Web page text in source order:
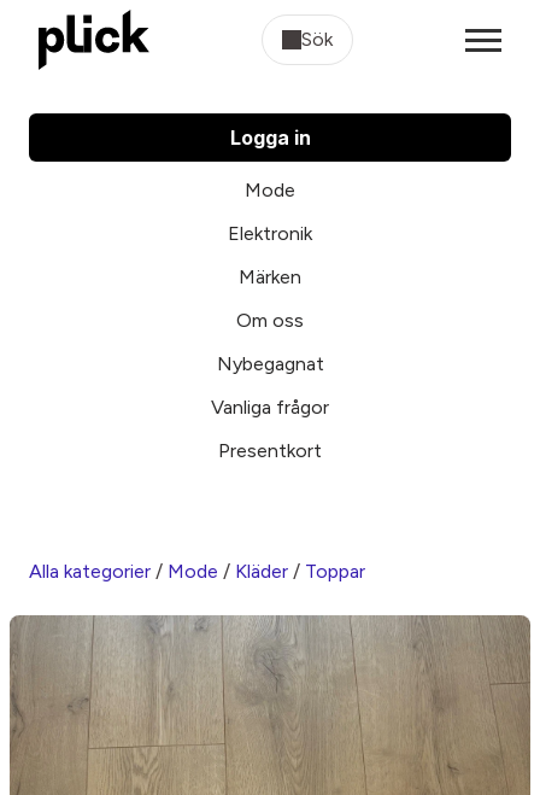
Sök
Logga in
Mode
Elektronik
Märken
Om oss
Nybegagnat
Vanliga frågor
Presentkort
Alla kategorier / Mode / Kläder / Toppar